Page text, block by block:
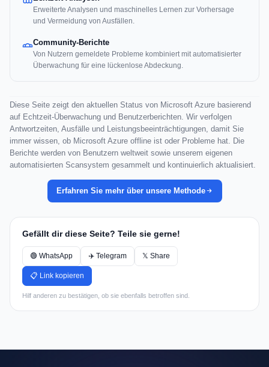
Erweiterte Analysen und maschinelles Lernen zur Vorhersage
und Vermeidung von Ausfällen.
Community-Berichte
Von Nutzern gemeldete Probleme kombiniert mit automatisierter
Überwachung für eine lückenlose Abdeckung.
Diese Seite zeigt den aktuellen Status von Microsoft Azure basierend
auf Echtzeit-Überwachung und Benutzerberichten. Wir verfolgen
Antwortzeiten, Ausfälle und Leistungsbeeinträchtigungen, damit Sie
immer wissen, ob Microsoft Azure offline ist oder Probleme hat. Die
Berichte werden von Benutzern weltweit sowie unserem eigenen
automatisierten Scansystem gesammelt und kontinuierlich aktualisiert.
Erfahren Sie mehr über unsere Methode
Gefällt dir diese Seite? Teile sie gerne!
🟢 WhatsApp ✈️ Telegram 𝕏 Share
📋 Link kopieren
Hilf anderen zu bestätigen, ob sie ebenfalls betroffen sind.